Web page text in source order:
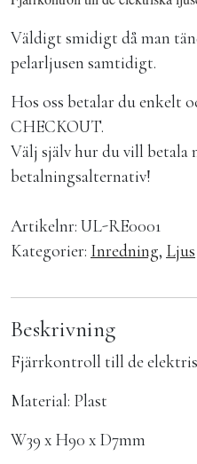
Väldigt smidigt då man
pelarljusen samtidigt.
Hos oss betalar du enkelt
CHECKOUT.
Välj själv hur du vill betala
betalningsalternativ!
Artikelnr: UL-RE0001
Kategorier: Inredning, Ljus
Beskrivning
Fjärrkontroll till de
Material: Plast
W39 x H90 x D7mm